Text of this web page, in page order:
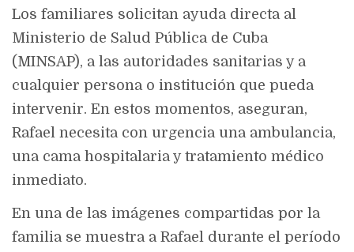
Los familiares solicitan ayuda directa al
Ministerio de Salud Pública de Cuba
(MINSAP), a las autoridades sanitarias y a
cualquier persona o institución que pueda
intervenir. En estos momentos, aseguran,
Rafael necesita con urgencia una ambulancia,
una cama hospitalaria y tratamiento médico
inmediato.
En una de las imágenes compartidas por la
familia se muestra a Rafael durante el período